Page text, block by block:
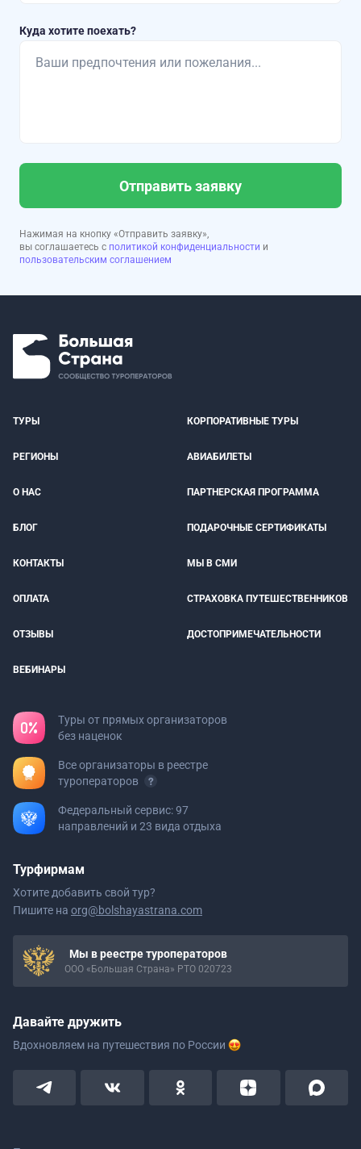
Куда хотите поехать?
Отправить заявку
Нажимая на кнопку «Отправить заявку»,
вы соглашаетесь с политикой конфиденциальности и
пользовательским соглашением
ТУРЫ КОРПОРАТИВНЫЕ ТУРЫ
РЕГИОНЫ АВИАБИЛЕТЫ
О НАС ПАРТНЕРСКАЯ ПРОГРАММА
БЛОГ ПОДАРОЧНЫЕ СЕРТИФИКАТЫ
КОНТАКТЫ МЫ В СМИ
ОПЛАТА СТРАХОВКА ПУТЕШЕСТВЕННИКОВ
ОТЗЫВЫ ДОСТОПРИМЕЧАТЕЛЬНОСТИ
ВЕБИНАРЫ
Туры от прямых организаторов
без наценок
Все организаторы в реестре
туроператоров
Федеральный сервис: 97
направлений и 23 вида отдыха
Турфирмам
Хотите добавить свой тур?
Пишите на org@bolshayastrana.com
Мы в реестре туроператоров
ООО «Большая Страна» РТО 020723
Давайте дружить
Вдохновляем на путешествия по России